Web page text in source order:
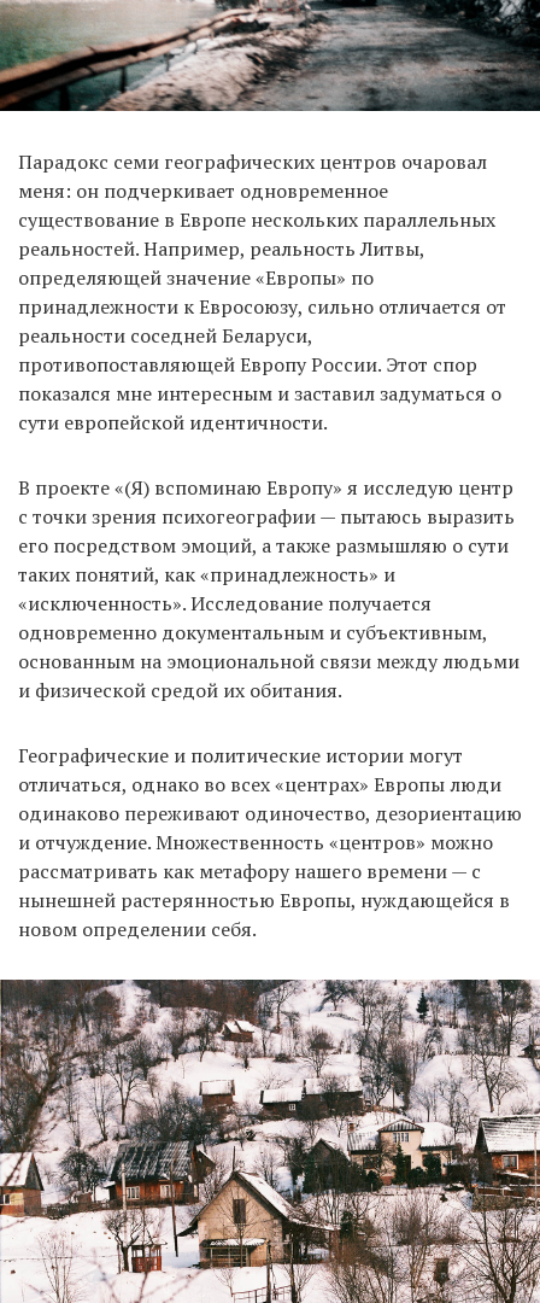
Парадокс семи географических центров очаровал
меня: он подчеркивает одновременное
существование в Европе нескольких параллельных
реальностей. Например, реальность Литвы,
определяющей значение «Европы» по
принадлежности к Евросоюзу, сильно отличается от
реальности соседней Беларуси,
противопоставляющей Европу России. Этот спор
показался мне интересным и заставил задуматься о
сути европейской идентичности.
В проекте «(Я) вспоминаю Европу» я исследую центр
с точки зрения психогеографии — пытаюсь выразить
его посредством эмоций, а также размышляю о сути
таких понятий, как «принадлежность» и
«исключенность». Исследование получается
одновременно документальным и субъективным,
основанным на эмоциональной связи между людьми
и физической средой их обитания.
Географические и политические истории могут
отличаться, однако во всех «центрах» Европы люди
одинаково переживают одиночество, дезориентацию
и отчуждение. Множественность «центров» можно
рассматривать как метафору нашего времени — с
нынешней растерянностью Европы, нуждающейся в
новом определении себя.